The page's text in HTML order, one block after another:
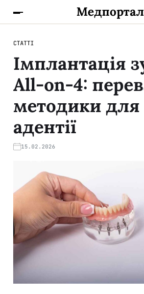
Медпортал
СТАТТІ
Імплантація
All-on-4:
методики для
адентії
15.02.2026